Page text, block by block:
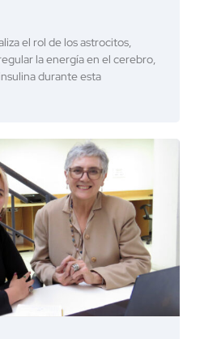
el rol de los astrocitos,
la energía en el cerebro,
durante esta